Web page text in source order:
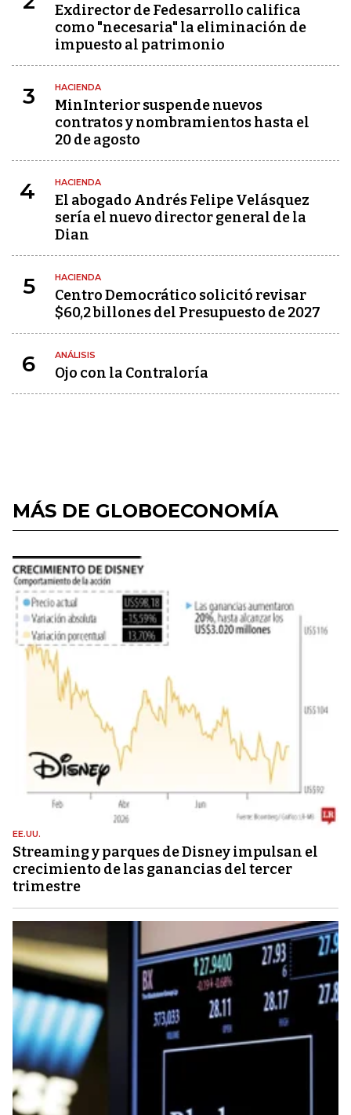
Exdirector de Fedesarrollo califica
como "necesaria" la eliminación de
impuesto al patrimonio
3 HACIENDA
MinInterior suspende nuevos
contratos y nombramientos hasta el
20 de agosto
4 HACIENDA
El abogado Andrés Felipe Velásquez
sería el nuevo director general de la
Dian
5 HACIENDA
Centro Democrático solicitó revisar
$60,2 billones del Presupuesto de 2027
6 ANÁLISIS
Ojo con la Contraloría
MÁS DE GLOBOECONOMÍA
EE.UU.
Streaming y parques de Disney impulsan el
crecimiento de las ganancias del tercer
trimestre